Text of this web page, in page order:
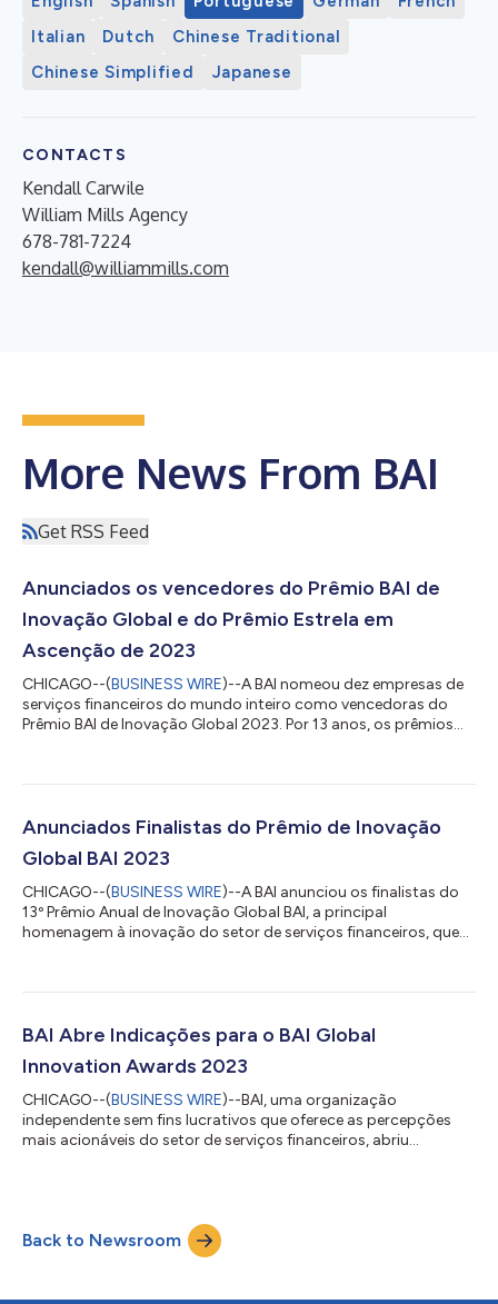
Italian
Dutch
Chinese Traditional
Chinese Simplified
Japanese
CONTACTS
Kendall Carwile
William Mills Agency
678-781-7224
kendall@williammills.com
More News From BAI
Get RSS Feed
Anunciados os vencedores do Prêmio BAI de
Inovação Global e do Prêmio Estrela em
Ascenção de 2023
CHICAGO--(BUSINESS WIRE)--A BAI nomeou dez empresas de
serviços financeiros do mundo inteiro como vencedoras do
Prêmio BAI de Inovação Global 2023. Por 13 anos, os prêmios
inovação, incluindo o avanço da experiência do cliente, a
funcionários, clientes e comunidades. O BAI também
Anunciados Finalistas do Prêmio de Inovação
Global BAI 2023
CHICAGO--(BUSINESS WIRE)--A BAI anunciou os finalistas do
13º Prêmio Anual de Inovação Global BAI, a principal
homenagem à inovação do setor de serviços financeiros, que
exclusivas que melhoraram de modo positivo as relações com
e serviram suas comunidades. Os finalistas deste ano
desenvolveram inovações que abrangem transf...
BAI Abre Indicações para o BAI Global
Innovation Awards 2023
CHICAGO--(BUSINESS WIRE)--BAI, uma organização
independente sem fins lucrativos que oferece as percepções
mais acionáveis do setor de serviços financeiros, abriu
inteligente e transformador no centro da atenção. As
inovações homenageadas variam de novas tecnologias
poderosas a modos inovadores de aproveitar ideias digit...
Back to Newsroom